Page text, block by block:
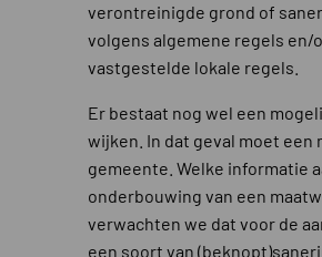
verontreinigde grond of
volgens algemene regels en/
vastgestelde lokale regels.
Er bestaat nog wel een
wijken. In dat geval moet
gemeente. Welke informatie
onderbouwing van een
verwachten we dat voor de
een soort van